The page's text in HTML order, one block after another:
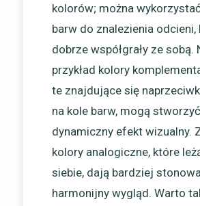
kolorów; można
barw do znalezienia odcieni,
dobrze współgrały ze sobą.
przykład kolory
te znajdujące się
na kole barw, mogą stworzyć
dynamiczny efekt wizualny.
kolory analogiczne, które
siebie, dają bardziej
harmonijny wygląd. Warto